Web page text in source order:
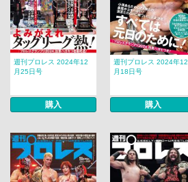
週刊プロレス 2024年12
月25日号
購入
週刊プロレス 2024年12
月18日号
購入